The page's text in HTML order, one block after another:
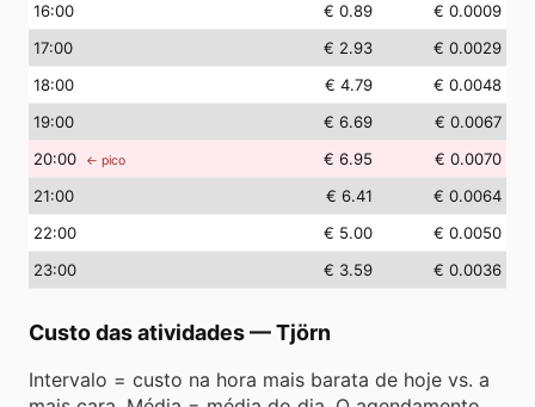
16:00 € 0.89
€ 0.0009
17:00 € 2.93
€ 0.0029
18:00 € 4.79
€ 0.0048
19:00 € 6.69
€ 0.0067
20:00 ← pico € 6.95
€ 0.0070
21:00 € 6.41
€ 0.0064
22:00 € 5.00
€ 0.0050
23:00 € 3.59 € 0.0036
Custo das atividades—Tjörn
Intervalo = custo na hora mais barata de hoje vs. a